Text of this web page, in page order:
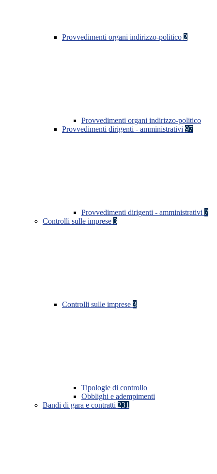
Provvedimenti organi indirizzo-politico 2
Provvedimenti organi indirizzo-politico
Provvedimenti dirigenti - amministrativi 97
Provvedimenti dirigenti - amministrativi 7
Controlli sulle imprese 3
Controlli sulle imprese 3
Tipologie di controllo
Obblighi e adempimenti
Bandi di gara e contratti 231